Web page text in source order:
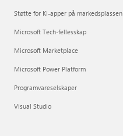
Støtte for KI-apper på markedsplassen
Microsoft Tech-fellesskap
Microsoft Marketplace
Microsoft Power Platform
Programvareselskaper
Visual Studio